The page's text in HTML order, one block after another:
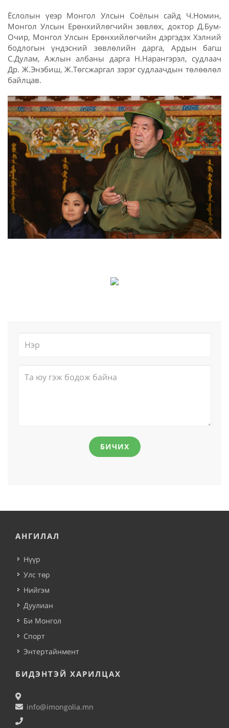
Ёслолын үеэр Монгол Улсын Соёлын сайд Ч.Номин,
Монгол Улсын Ерөнхийлөгчийн зөвлөх, доктор Д.Бум-
Очир, Монгол Улсын Ерөнхийлөгчийн дэргэдэх Хэлний
бодлогын үндэсний зөвлөлийн дарга, Ардын багш
С.Дулам, Ажлын албаны дарга Н.Нарангэрэл, судлаач
Др. Ж.Энэбиш, Ж.Төгсжаргал зэрэг судлаачдын төлөөлөл
байлцав.
БИЧИХ
АНГИЛАЛ
Нүүр
Улс төр
Нийгэм
Дуулиан
Би Монгол
Спорт
Энтертайнмент
БИДЭНТЭЙ ХАРИЛЦАХ
info@imongolia.mn